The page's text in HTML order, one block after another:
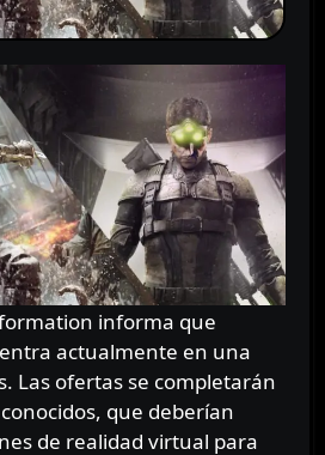
actualmente en una
Las ofertas se completarán
que deberían
de realidad virtual para